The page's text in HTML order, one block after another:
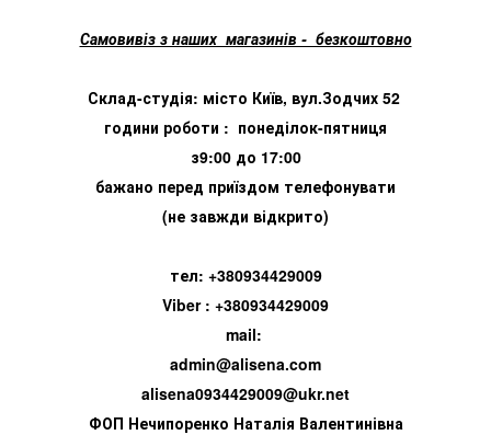
Самовивіз з наших магазинів - безкоштовно
Склад-студія: місто Київ, вул.Зодчих 52
години роботи : понеділок-пятниця
з9:00 до 17:00
бажано перед приїздом телефонувати
(не завжди відкрито)
тел: +380934429009
Viber : +380934429009
mail:
admin@alisena.com
alisena0934429009@ukr.net
ФОП Нечипоренко Наталія Валентинівна